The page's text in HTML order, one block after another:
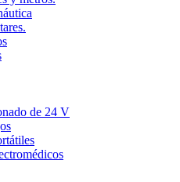
de 24 V